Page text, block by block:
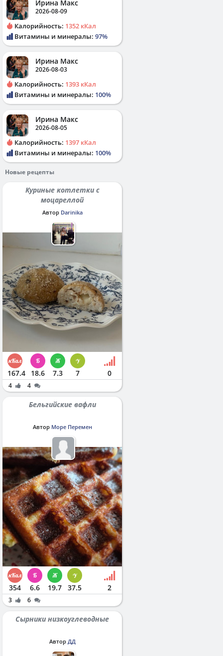
Ирина Макс
2026-08-09
Калорийность: 1352 кКал
Витамины и минералы: 97%
Ирина Макс
2026-08-03
Калорийность: 1393 кКал
Витамины и минералы: 100%
Ирина Макс
2026-08-05
Калорийность: 1397 кКал
Витамины и минералы: 100%
Новые рецепты
Куриные котлетки с
моцареллой
Автор Darinika
167.4 18.6 7.3 7 0
4 4
Бельгийские вафли
Автор Море Перемен
354 6.6 19.7 37.5 2
3 6
Сырники низкоуглеводные
Автор ДД